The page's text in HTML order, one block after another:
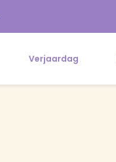
Verjaardag